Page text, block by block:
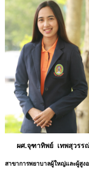
ผศ.จุฑาทิพย์ เทพสุวรร
สาขาการพยาบาลผู้ใหญ่และผู้สูง